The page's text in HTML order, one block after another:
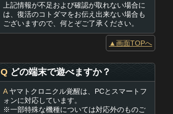
上記情報が不足および確認が取れない場合に
は、復活のコトダマをお伝え出来ない場合も
ございますので、何とぞご了承ください。
▲画面TOPへ
Q どの端末で遊べますか？
Aヤマトクロニクル覚醒は、PCとスマートフ
ォンに対応しています。
※一部特殊な機種については対応外のものご